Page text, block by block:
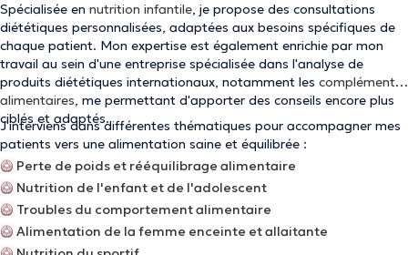
Spécialisée en nutrition infantile, je propose des consultations
diététiques personnalisées, adaptées aux besoins spécifiques de
chaque patient. Mon expertise est également enrichie par mon
travail au sein d'une entreprise spécialisée dans l'analyse de
produits diététiques internationaux, notamment les compléments
alimentaires, me permettant d'apporter des conseils encore plus
ciblés et adaptés.
J'interviens dans différentes thématiques pour accompagner mes
patients vers une alimentation saine et équilibrée :
🥝 Perte de poids et rééquilibrage alimentaire
🥝 Nutrition de l'enfant et de l'adolescent
🥝 Troubles du comportement alimentaire
🥝 Alimentation de la femme enceinte et allaitante